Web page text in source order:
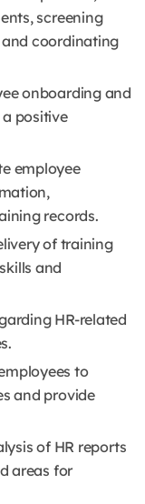
screening
coordinating
onboarding and
positive
employee
records.
of training
and
HR-related
to
and provide
of HR reports
areas for